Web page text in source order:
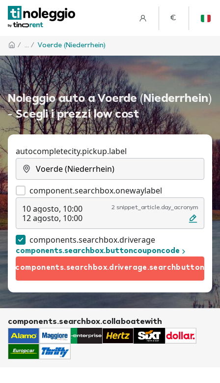
€
/ ... / Voerde (Niederrhein)
Noleggio auto a Voerde (Niederrhein)
- Scegli i prezzi low cost
autocompletecity.pickup.label
component.searchbox.onewaylabel
10 agosto, 10:00
12 agosto, 10:00
2 snippet_article.day_acronym
components.searchbox.driverage
components.searchbox.buttoncouponcode
components.searchbox.driverage.searchbutton
components.searchbox.collaboatewith